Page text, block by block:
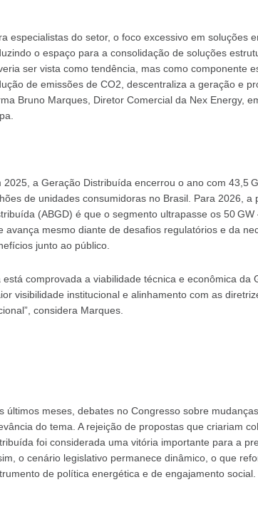
especialistas do setor, o foco excessivo em soluções
o espaço para a consolidação de soluções
ser vista como tendência, mas como componente
de emissões de CO2, descentraliza a geração e
Bruno Marques, Diretor Comercial da Nex Energy,
2025, a Geração Distribuída encerrou o ano com 43,5
de unidades consumidoras no Brasil. Para 2026,
(ABGD) é que o segmento ultrapasse os 50
avança mesmo diante de desafios regulatórios e da
junto ao público.
está comprovada a viabilidade técnica e econômica
visibilidade institucional e alinhamento com as
considera Marques.
últimos meses, debates no Congresso sobre
do tema. A rejeição de propostas que criariam
foi considerada uma vitória importante para a
o cenário legislativo permanece dinâmico, o que
de política energética e de engajamento social.